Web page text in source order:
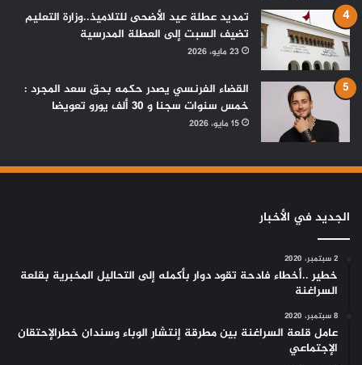
تمديد عطلة عيد الأضحى للتلاميذ..وزارة التعليم
تضيف السبت إلى العطلة المدرسية
23 مايو، 2026
القضاء الفرنسي يصدر حكمه بحق سعد المجرد :
خمس سنوات سجنا و 30 ألف يورو تعويضا
15 مايو، 2026
الجديد في الأخبار
2 سبتمبر، 2020
خطير ..أخطاء فادحة تقود دوار بأكمله إلى التحاليل المخبرية بقلعة
السراغنة
8 سبتمبر، 2020
عامل قلعة السراغنة بين مطرقة إنتشار الوباء وسندان خطرالإحتقان
الإجتماعي